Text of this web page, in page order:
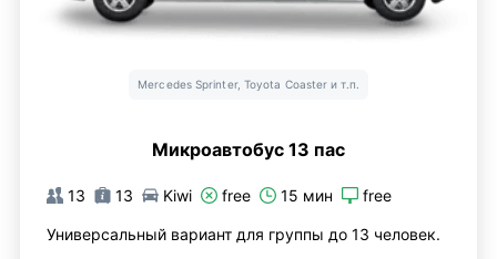
Mercedes Sprinter, Toyota Coaster и т.п.
Микроавтобус 13 пас
13 13 Kiwi free 15 мин free
Универсальный вариант для группы до 13 человек.